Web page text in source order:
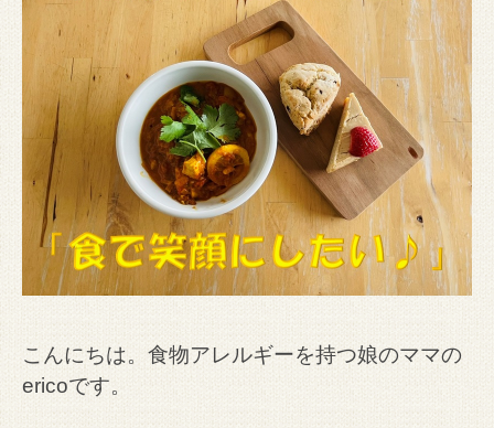
こんにちは。食物アレルギーを持つ娘のママの
ericoです。